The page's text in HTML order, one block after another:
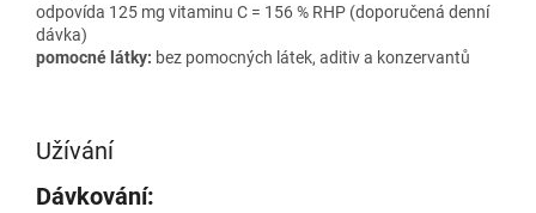
odpovída 125 mg vitaminu C = 156 % RHP (doporučená denní
dávka)
pomocné látky: bez pomocných látek, aditiv a konzervantů
Užívání
Dávkování: